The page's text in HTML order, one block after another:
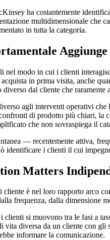
ha costantemente
multidimensionale
in tutta la categoria.
nel modo in cui i clienti
in prima visita, anche
dal cliente che
agli interventi operativi
di prodotto più chiari, la
che non sovraspiega il
— recentemente attiva,
identificare i clienti il cui
Matters
cliente è nel loro rapporto arco
frequenza, dalla dimensione
si muovono tra le fasi a
vita diversa da un cliente con
informare la comunicazione.